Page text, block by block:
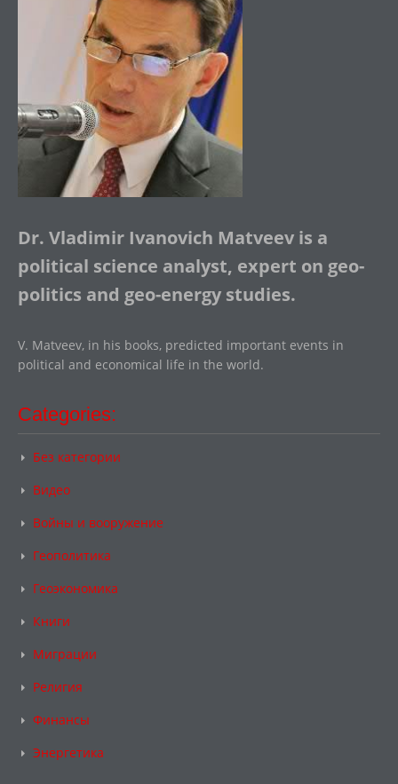
Dr. Vladimir Ivanovich Matveev is a
political science analyst, expert on geo-
politics and geo-energy studies.
V. Matveev, in his books, predicted important events in
political and economical life in the world.
Categories:
Без категории
Видео
Войны и вооружение
Геополитика
Геоэкономика
Книги
Миграции
Религия
Финансы
Энергетика